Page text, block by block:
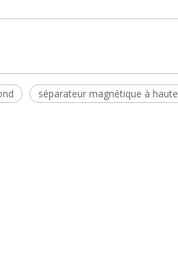
séparateur magnétique à